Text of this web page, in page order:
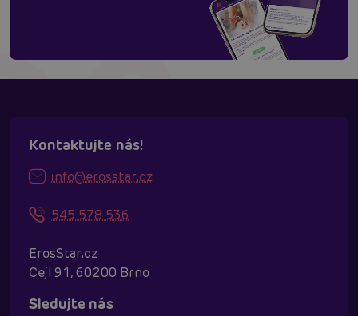
Kontaktujte nás!
info@erosstar.cz
545 578 536
ErosStar.cz
Cejl 91, 60200 Brno
Sledujte nás